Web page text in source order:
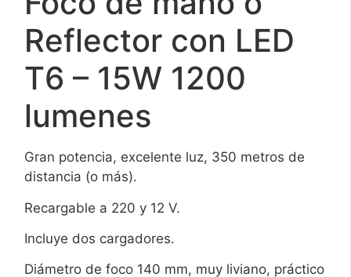
Reflector con LED
T6 – 15W 1200
lumenes
Gran potencia, excelente luz, 350 metros de
distancia (o más).
Recargable a 220 y 12 V.
Incluye dos cargadores.
Diámetro de foco 140 mm, muy liviano, práctico